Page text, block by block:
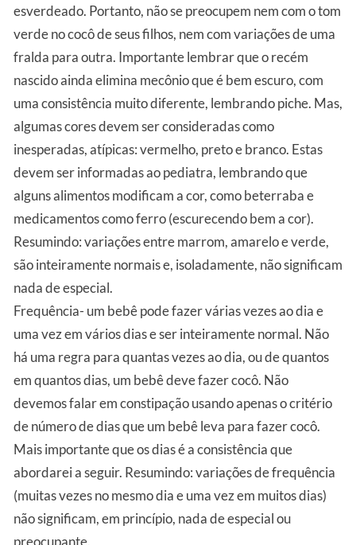
esverdeado. Portanto, não se preocupem nem com o tom
verde no cocô de seus filhos, nem com variações de uma
fralda para outra. Importante lembrar que o recém
nascido ainda elimina mecônio que é bem escuro, com
uma consistência muito diferente, lembrando piche. Mas,
algumas cores devem ser consideradas como
inesperadas, atípicas: vermelho, preto e branco. Estas
devem ser informadas ao pediatra, lembrando que
alguns alimentos modificam a cor, como beterraba e
medicamentos como ferro (escurecendo bem a cor).
Resumindo: variações entre marrom, amarelo e verde,
são inteiramente normais e, isoladamente, não significam
nada de especial.
Frequência- um bebê pode fazer várias vezes ao dia e
uma vez em vários dias e ser inteiramente normal. Não
há uma regra para quantas vezes ao dia, ou de quantos
em quantos dias, um bebê deve fazer cocô. Não
devemos falar em constipação usando apenas o critério
de número de dias que um bebê leva para fazer cocô.
Mais importante que os dias é a consistência que
abordarei a seguir. Resumindo: variações de frequência
(muitas vezes no mesmo dia e uma vez em muitos dias)
não significam, em princípio, nada de especial ou
preocupante.